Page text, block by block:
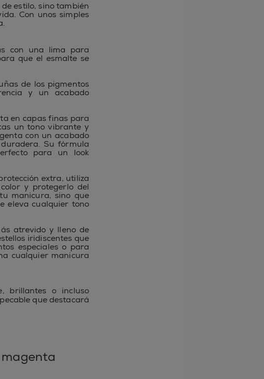
estilo, sino también
Con unos simples
con una lima para
que el esmalte se
de los pigmentos
y un acabado
en capas finas para
un tono vibrante y
con un acabado
Su fórmula
para un look
extra, utiliza
y protegerlo del
manicura, sino que
eleva cualquier tono
atrevido y lleno de
iridiscentes que
especiales o para
cualquier manicura
brillantes o incluso
que destacará